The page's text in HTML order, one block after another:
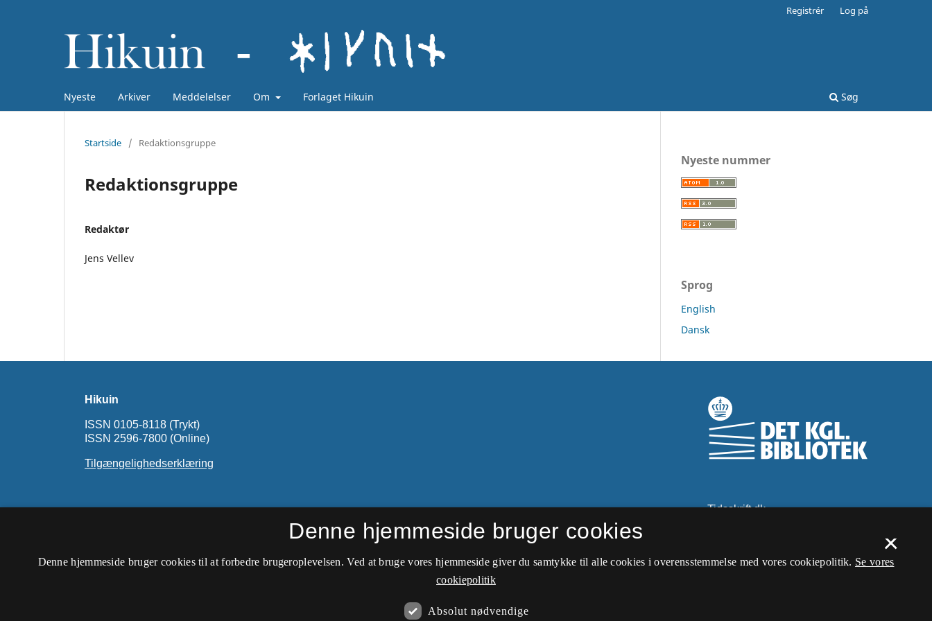
Nyeste Arkiver Meddelelser Om Forlaget Hikuin Søg
Registrér Log på
Startside / Redaktionsgruppe
Redaktionsgruppe
Redaktør
Jens Vellev
Nyeste nummer
Sprog
English
Dansk
Hikuin
ISSN 0105-8118 (Trykt)
ISSN 2596-7800 (Online)
Tilgængelighedserklæring
×
Denne hjemmeside bruger cookies
Denne hjemmeside bruger cookies til at forbedre brugeroplevelsen. Ved at bruge vores hjemmeside giver du samtykke til alle cookies i overensstemmelse med vores cookiepolitik. Se vores
cookiepolitik
Absolut nødvendige